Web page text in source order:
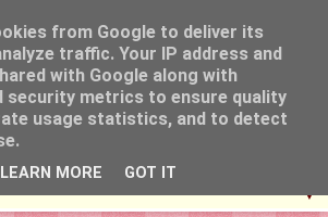
▼
from Google to deliver its
traffic. Your IP address and
with Google along with
security metrics to ensure quality
usage statistics, and to detect
LEARN MORE GOT IT